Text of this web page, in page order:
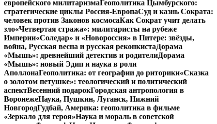
европейского милитаризмаГеополитика Цымбурского:
стратегические циклы Россия-ЕвропаСуд и казнь Сократа:
человек против Законов космосаКак Сократ учит делать
зло«Четвертая стража»: милитаристы на рубеже
Империи«Соледар» и «Новороссия» в Питере: звёзды,
война, Русская весна и русская реконкистаДорама
«Мышь»: древнейший детектив и родителиДорама
«Мышь»: новый Эдип и наука в роли
АполлонаГеополитика: от географии до риторики«Сказка
о золотом петушке»: теологический и политический
аспектВесенний подарокГородская антропология в
ВоронежеНаука, Пушкин, Луганск, Нижний
НовгородГудбай, Америка: геополитика в фильме
«Зеркало для героя»Наука и мораль в советской